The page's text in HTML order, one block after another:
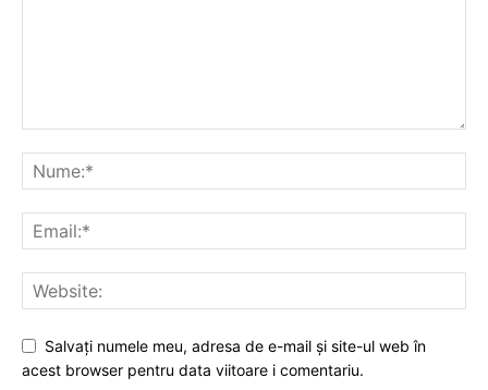
Salvați numele meu, adresa de e-mail și site-ul web în
acest browser pentru data viitoare i comentariu.